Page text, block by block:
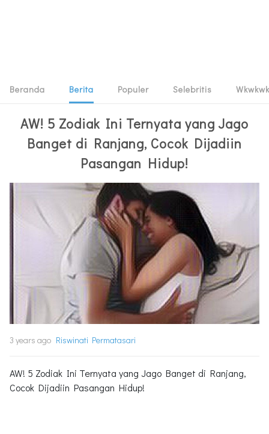
Beranda Berita Populer Selebritis Wkwkwk
AW! 5 Zodiak Ini Ternyata yang Jago
Banget di Ranjang, Cocok Dijadiin
Pasangan Hidup!
3 years ago Riswinati Permatasari
AW! 5 Zodiak Ini Ternyata yang Jago Banget di Ranjang,
Cocok Dijadiin Pasangan Hidup!